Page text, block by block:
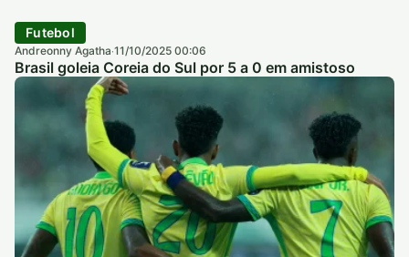
Futebol
Andreonny Agatha·11/10/2025 00:06
Brasil goleia Coreia do Sul por 5 a 0 em amistoso